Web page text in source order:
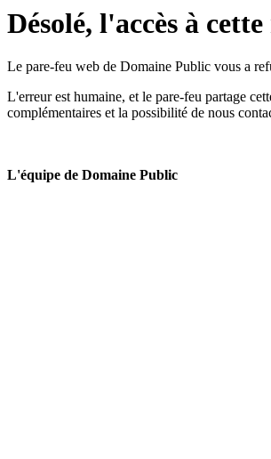
Désolé, l'accès à
Le pare-feu web de Domaine Public vous a
L'erreur est humaine, et le pare-feu partage
complémentaires et la possibilité de nous
L'équipe de Domaine Public